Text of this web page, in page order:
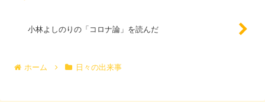
小林よしのりの「コロナ論」を読んだ
ホーム 日々の出来事